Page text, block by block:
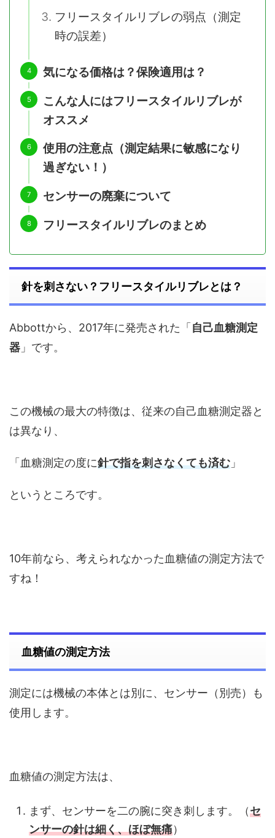
フリースタイルリブレの弱点（測定
時の誤差）
気になる価格は？保険適用は？
こんな人にはフリースタイルリブレが
オススメ
使用の注意点（測定結果に敏感になり
過ぎない！）
センサーの廃棄について
フリースタイルリブレのまとめ
針を刺さない？フリースタイルリブレとは？
Abbottから、2017年に発売された「 自己血糖測定
器 」です。
この機械の最大の特徴は、従来の自己血糖測定器と
は異なり、
「血糖測定の度に針で指を刺さなくても済む 」
というところです。
10年前なら、考えられなかった血糖値の測定方法で
すね！
血糖値の測定方法
測定には機械の本体とは別に、センサー（別売）も
使用します。
血糖値の測定方法は、
まず、センサーを二の腕に突き刺します。（セ
ンサーの針は細く、ほぼ無痛）